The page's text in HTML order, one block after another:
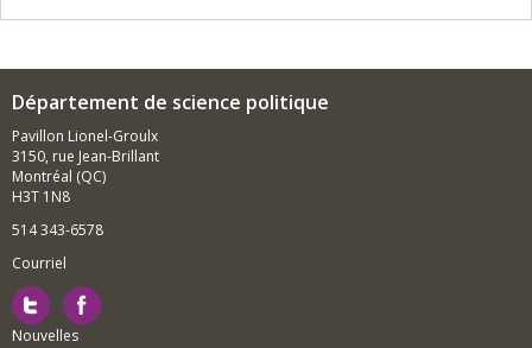
Département de science politique
Pavillon Lionel-Groulx
3150, rue Jean-Brillant
Montréal (QC)
H3T 1N8
514 343-6578
Courriel
Nouvelles